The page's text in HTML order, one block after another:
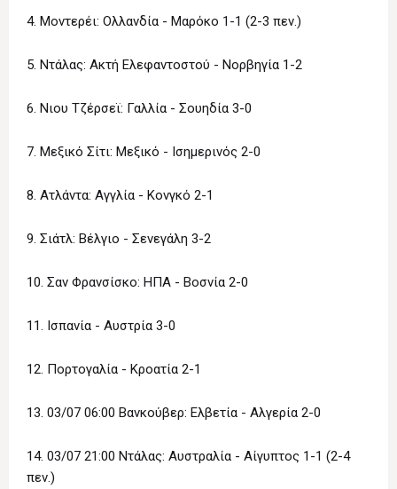
4. Μοντερέι: Ολλανδία - Μαρόκο 1-1 (2-3 πεν.)
5. Ντάλας: Ακτή Ελεφαντοστού - Νορβηγία 1-2
6. Νιου Τζέρσεϊ: Γαλλία - Σουηδία 3-0
7. Μεξικό Σίτι: Μεξικό - Ισημερινός 2-0
8. Ατλάντα: Αγγλία - Κονγκό 2-1
9. Σιάτλ: Βέλγιο - Σενεγάλη 3-2
10. Σαν Φρανσίσκο: ΗΠΑ - Βοσνία 2-0
11. Ισπανία - Αυστρία 3-0
12. Πορτογαλία - Κροατία 2-1
13. 03/07 06:00 Βανκούβερ: Ελβετία - Αλγερία 2-0
14. 03/07 21:00 Ντάλας: Αυστραλία - Αίγυπτος 1-1 (2-4
πεν.)